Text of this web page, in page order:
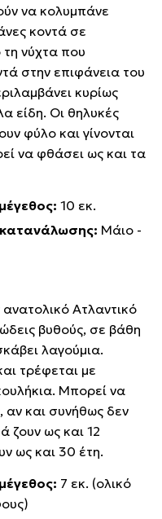
να κολυμπάνε
κοντά σε
νύχτα που
στην επιφάνεια του
κυρίως
είδη. Οι θηλυκές
φύλο και γίνονται
να φθάσει ως και τα
10 εκ.
Μάιο -
Ατλαντικό
βυθούς, σε βάθη
λαγούμια.
τρέφεται με
Μπορεί να
αν και συνήθως δεν
ζουν ως και 12
ως και 30 έτη.
7 εκ. (ολικό